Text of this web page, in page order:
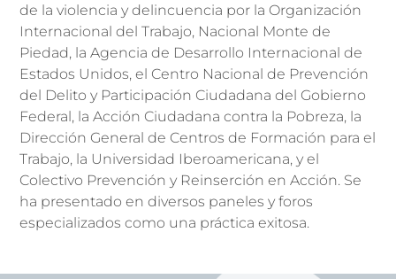
de la violencia y delincuencia por la Organización
Internacional del Trabajo, Nacional Monte de
Piedad, la Agencia de Desarrollo Internacional de
Estados Unidos, el Centro Nacional de Prevención
del Delito y Participación Ciudadana del Gobierno
Federal, la Acción Ciudadana contra la Pobreza, la
Dirección General de Centros de Formación para el
Trabajo, la Universidad Iberoamericana, y el
Colectivo Prevención y Reinserción en Acción. Se
ha presentado en diversos paneles y foros
especializados como una práctica exitosa.